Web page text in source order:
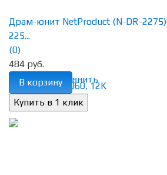
избранное сравнить
Драм-юнит NetProduct (N-DR-
225...
(0)
484 руб.
В корзину